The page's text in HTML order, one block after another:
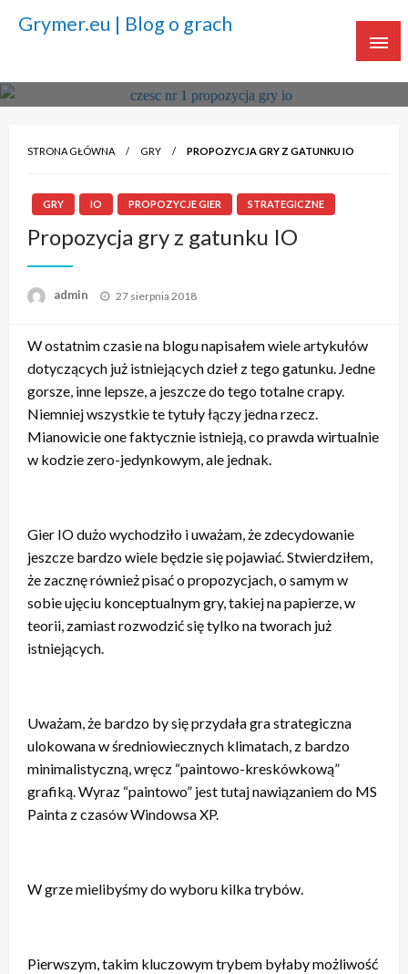
Grymer.eu | Blog o grach
STRONA GŁÓWNA GRY PROPOZYCJA GRY Z GATUNKU IO
GRY IO PROPOZYCJE GIER STRATEGICZNE
Propozycja gry z gatunku IO
admin Napisano
27 sierpnia 2018
W ostatnim czasie na blogu napisałem wiele artykułów
dotyczących już istniejących dzieł z tego gatunku. Jedne
gorsze, inne lepsze, a jeszcze do tego totalne crapy.
Niemniej wszystkie te tytuły łączy jedna rzecz.
Mianowicie one faktycznie istnieją, co prawda wirtualnie
w kodzie zero-jedynkowym, ale jednak.
Gier IO dużo wychodziło i uważam, że zdecydowanie
jeszcze bardzo wiele będzie się pojawiać. Stwierdziłem,
że zacznę również pisać o propozycjach, o samym w
sobie ujęciu konceptualnym gry, takiej na papierze, w
teorii, zamiast rozwodzić się tylko na tworach już
istniejących.
Uważam, że bardzo by się przydała gra strategiczna
ulokowana w średniowiecznych klimatach, z bardzo
minimalistyczną, wręcz “paintowo-kreskówkową”
grafiką. Wyraz “paintowo” jest tutaj nawiązaniem do MS
Painta z czasów Windowsa XP.
W grze mielibyśmy do wyboru kilka trybów.
Pierwszym, takim kluczowym trybem byłaby możliwość